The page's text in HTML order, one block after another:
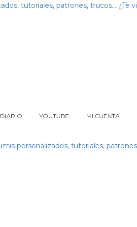
DIARIO YOUTUBE MI CUENTA